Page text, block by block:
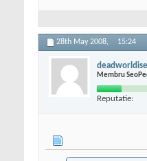
28th May 2008, 15:24
Membru
Reputatie: